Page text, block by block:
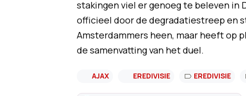
stakingen viel er genoeg te beleven in
officieel door de degradatiestreep en
Amsterdammers heen, maar heeft op
de samenvatting van het duel.
AJAX EREDIVISIE EREDIVISIE